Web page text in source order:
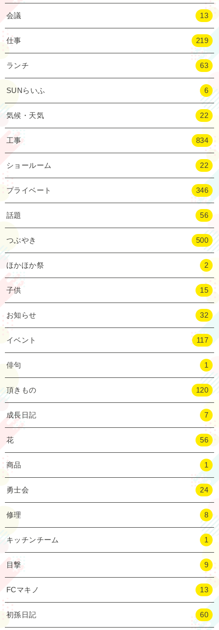
会議 13
仕事 219
ランチ 63
SUNらいふ 6
気候・天気 22
工事 834
ショールーム 22
プライベート 346
話題 56
つぶやき 500
ほかほか祭 2
子供 15
お知らせ 32
イベント 117
俳句 1
頂きもの 120
成長日記 7
花 56
商品 1
勇士会 24
修理 8
キッチンチーム 1
目撃 9
FCマキノ 13
初孫日記 60